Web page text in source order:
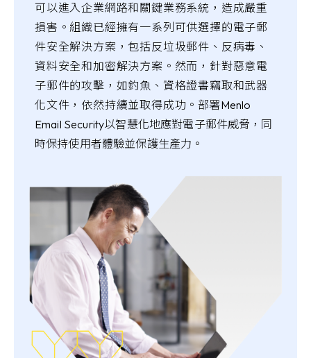
可以進入企業網路和關鍵業務系統，造成嚴重
損害。組織已經擁有一系列可供選擇的電子郵
件安全解決方案，包括反垃圾郵件、反病毒、
資料安全和加密解決方案。然而，針對惡意電
子郵件的攻擊，如釣魚、資格證書竊取和武器
化文件，依然持續並取得成功。 部署Menlo
Email Security以智慧化地應對電子郵件威脅，同
時保持使用者體驗並保護生產力。